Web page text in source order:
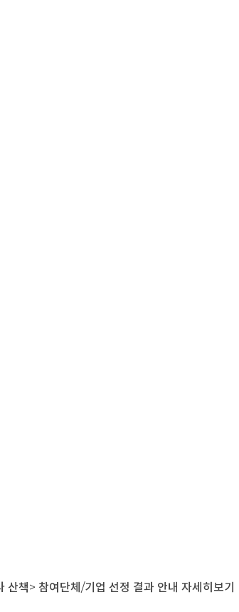
산책> 참여단체/기업 선정 결과 안내 자세히보기